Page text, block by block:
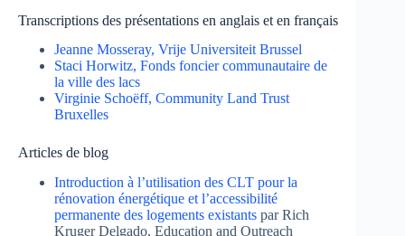
Transcriptions des présentations en anglais et en français
Jeanne Mosseray, Vrije Universiteit Brussel
Staci Horwitz, Fonds foncier communautaire de
la ville des lacs
Virginie Schoëff, Community Land Trust
Bruxelles
Articles de blog
Introduction à l’utilisation des CLT pour la
rénovation énergétique et l’accessibilité
permanente des logements existants par Rich
Kruger Delgado, Education and Outreach